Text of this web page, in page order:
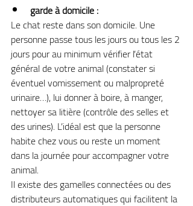
garde à domicile :
Le chat reste dans son domicile. Une
personne passe tous les jours ou tous les 2
jours pour au minimum vérifier l’état
général de votre animal (constater si
éventuel vomissement ou malpropreté
urinaire…), lui donner à boire, à manger,
nettoyer sa litière (contrôle des selles et
des urines). L’idéal est que la personne
habite chez vous ou reste un moment
dans la journée pour accompagner votre
animal.
Il existe des gamelles connectées ou des
distributeurs automatiques qui facilitent la